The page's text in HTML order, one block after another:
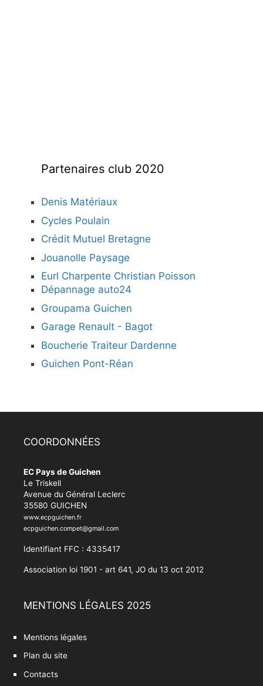
Partenaires club 2020
Denis Matériaux
Cycles Poulain
Crédit Mutuel Bretagne
Jouanolle Paysage
Eurl Charpente Christian Poisson
Dépannage auto24
Groupama Guichen
Garage Renault - Bagot
Boucherie Traiteur Dardenne
Guichen Pont-Réan
COORDONNÉES
EC Pays de Guichen
Le Triskell
Avenue du Général Leclerc
35580 GUICHEN
www.ecpguichen.fr
ecpguichen.compet@gmail.com
Identifiant FFC : 4335417
Association loi 1901 - art 641, JO du 13 oct 2012
MENTIONS LÉGALES 2025
Mentions légales
Plan du site
Contacts